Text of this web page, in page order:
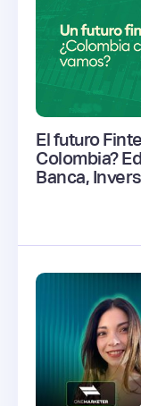
El futuro
Colombia?
Banca,